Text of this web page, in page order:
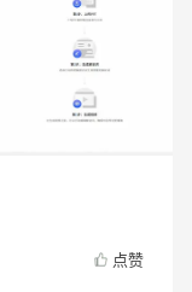
点赞